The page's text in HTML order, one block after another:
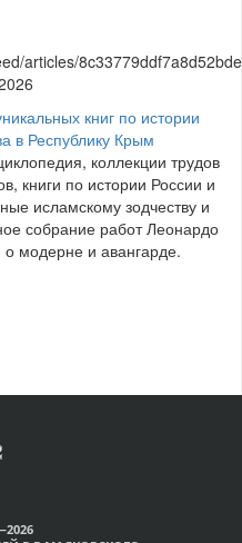
книг по истории
в Республику Крым
коллекции трудов
книги по истории России и
исламскому зодчеству и
собрание работ Леонардо
модерне и авангарде.